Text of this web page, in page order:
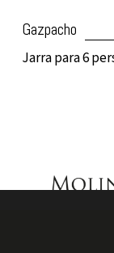
Gazpacho
Jarra para 6